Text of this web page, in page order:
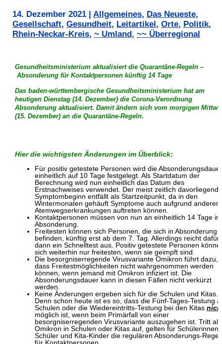
14. Dezember 2021 Allgemeines, Das Neueste,
Gesellschaft, Gesundheit, Leitartikel , Orte, Politik,
Rhein-Neckar-Kreis, ~ Umland , ~~ Überregional
Gesundheitsministerium aktualisiert die Quarantäne-Regeln –
Absonderung für Kontaktpersonen künftig 14 Tage
Das baden-württembergische Gesundheitsministerium hat am
heutigen Dienstag (14. Dezember) die Corona-Verordnung
Absonderung aktualisiert. Damit ändern sich vom morgigen
(15. Dezember) an die Quarantäne-Regeln.
Hier die wichtigsten Änderungen im Überblick:
Für positiv getestete Personen wird die Absonderungsdauer
einheitlich auf 10 Tage festgelegt. Als Startdatum der
Berechnung wird nun einheitlich das Datum des
Erstnachweises verwendet. Der meist zeitlich davorliegende
Symptombeginn entfällt als Startzeitpunkt, da in den
Wintermonaten gehäuft Symptome auch aufgrund anderer
Atemwegserkrankungen auftreten können.
Kontaktpersonen müssen von nun an einheitlich 14 Tage in
Absonderung.
Freitesten können sich Personen, die sich in Absonderung
befinden, künftig erst ab dem 7. Tag. Allerdings reicht dafür
dann ein Schnelltest aus. Positiv getestete Personen
sich weiterhin nur freitesten, wenn sie geimpft sind.
Die besorgniserregende Virusvariante Omikron führt dazu,
dass Freitestmöglichkeiten nicht wahrgenommen werden
können, wenn jemand mit Omikron infiziert ist. Die
Absonderungsdauer kann in diesen Fällen nicht verkürzt
werden.
Keine Änderungen ergeben sich für die Schulen und Kitas.
Denn schon heute ist es so, dass die Fünf-Tages-Testung
Schulen oder die Wiedereintritts-Testung bei den Kitas
möglich ist, wenn beim Primärfall von einer
besorgniserregenden Virusvariante auszugehen ist. Tritt
Omikron in Schulen oder Kitas auf, gelten für Schülerinnen
Schüler und Kita-Kinder die regulären Absonderungs-